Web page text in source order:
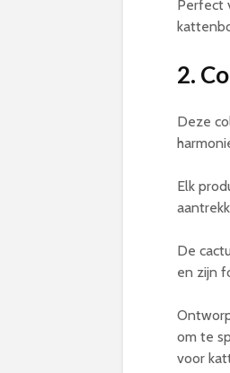
Perfect
2.
Deze
Elk
De
en zijn
om te
voor